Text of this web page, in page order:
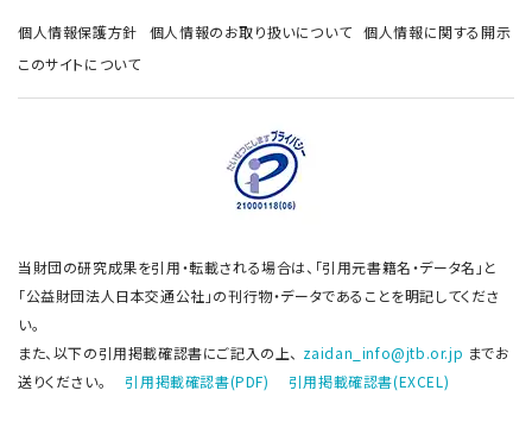
個人情報保護方針 個人情報のお取り扱いについて
個人情報に関する開示
このサイトについて
当財団の研究成果を引用・転載される場合は、「引用元書籍名・データ名」と
「公益財団法人日本交通公社」の刊行物・データであることを明記してくださ
い。
また、以下の引用掲載確認書にご記入の上、 zaidan_info@jtb.or.jp までお
送りください。 引用掲載確認書(PDF) 引用掲載確認書(EXCEL)